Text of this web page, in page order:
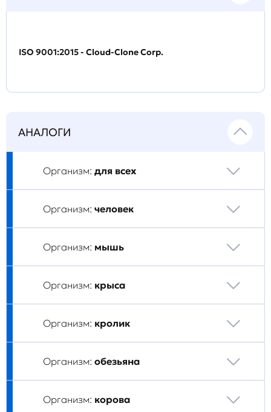
ISO 9001:2015 - Cloud-Clone Corp.
АНАЛОГИ
Организм: для всех
Организм: человек
Организм: мышь
Организм: крыса
Организм: кролик
Организм: обезьяна
Организм: корова